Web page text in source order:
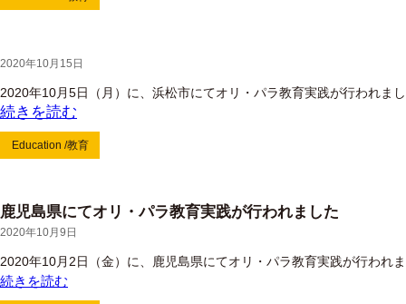
2020年10月15日
2020年10月5日（月）に、浜松市にてオリ・パラ教育実践が行われま
続きを読む
Education /教育
鹿児島県にてオリ・パラ教育実践が行われました
2020年10月9日
2020年10月2日（金）に、鹿児島県にてオリ・パラ教育実践が行われ
続きを読む